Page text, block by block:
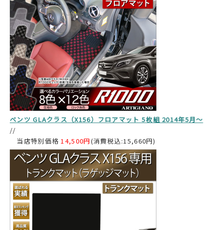
ベンツ GLAクラス（X156）フロアマット 5枚組 2014年5月～
//
当店特別価格14,500円(消費税込:15,660円)